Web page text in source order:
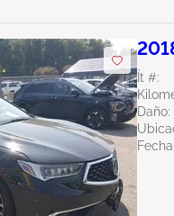
Ít #:
Daño: